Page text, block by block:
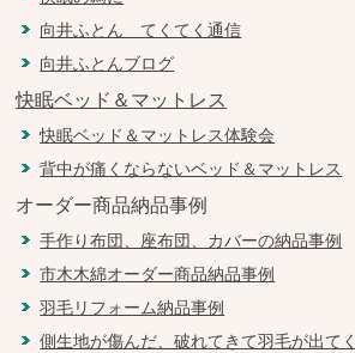
向井ふとん てくてく通信
向井ふとんブログ
快眠ベッド＆マットレス
快眠ベッド＆マットレス体験会
背中が痛くならないベッド＆マットレス
オーダー商品納品事例
手作り布団、座布団、カバーの納品事例
市木木綿オーダー商品納品事例
羽毛リフォーム納品事例
側生地が傷んだ、破れてきて羽毛が出て